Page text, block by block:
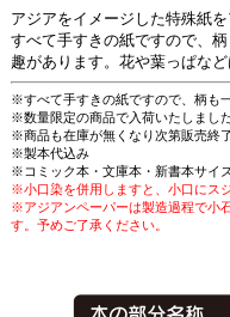
アジアをイメージした特殊紙
すべて手すきの紙ですので、
趣があります。花や葉っぱな
※すべて手すきの紙ですので、柄も
※数量限定の商品で入荷いたしまし
※商品も在庫が無くなり次第販売終
※製本代込み
※コミック本・文庫本・新書本サイ
※小口染を併用しますと、小口にス
※アジアンペーパーは製造過程で小
す。予めご了承ください。